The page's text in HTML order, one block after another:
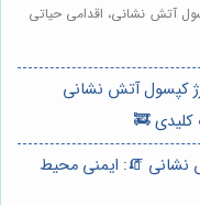
آتش نشانی، اقدامی حیاتی
کپسول آتش نشانی
نشانی 🧯: ایمنی محیط